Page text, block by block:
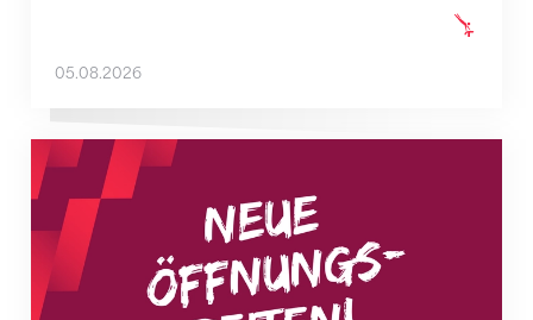
05.08.2026
Neue Empfangszeiten ab 1. August 2026